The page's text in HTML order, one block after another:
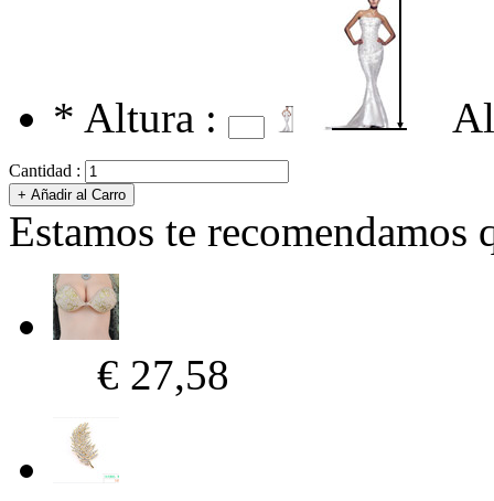
* Altura :
Cantidad :
Estamos te recomendamos
€ 27,58